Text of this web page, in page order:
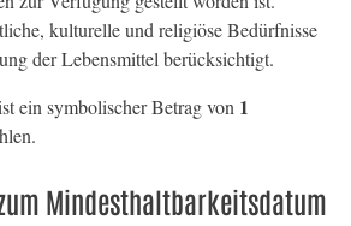
kulturelle und religiöse Bedürfnisse
der Lebensmittel berücksichtigt.
ein symbolischer Betrag von 1
Mindesthaltbarkeitsdatum